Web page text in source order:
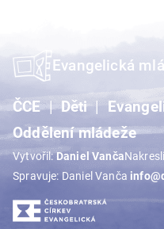
Evangelická
ČCE Děti
Oddělení mládeže
Vytvořil:Daniel Vanča
Spravuje: Daniel Vanča